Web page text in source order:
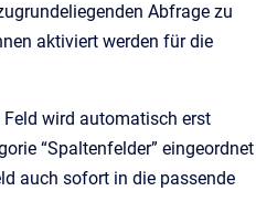
Abfrage zu
aktiviert werden für die
Feld wird automatisch erst
“Spaltenfelder” eingeordnet
auch sofort in die passende